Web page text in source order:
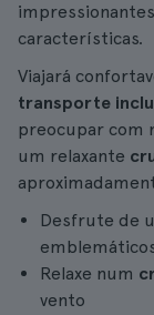
características.
Viajará
transporte
preocupar com
um relaxante
Desfrute de
Relaxe num
vento